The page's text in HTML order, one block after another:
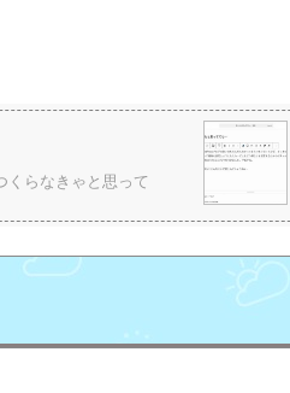
くらなきゃと思って